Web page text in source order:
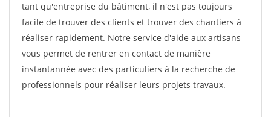
tant qu'entreprise du bâtiment, il n'est pas toujours
facile de trouver des clients et trouver des chantiers à
réaliser rapidement. Notre service d'aide aux artisans
vous permet de rentrer en contact de manière
instantannée avec des particuliers à la recherche de
professionnels pour réaliser leurs projets travaux.